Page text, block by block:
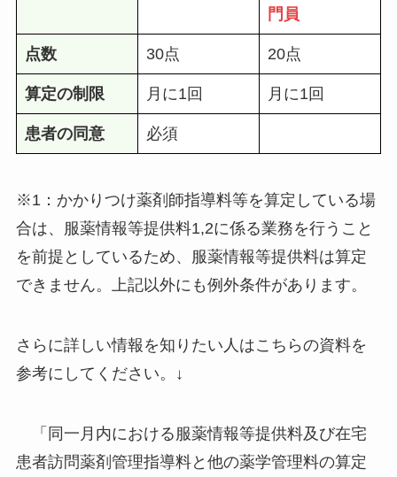
門員
点数 30点 20点
算定の制限 月に1回 月に1回
患者の同意 必須
※1：かかりつけ薬剤師指導料等を算定している場
合は、服薬情報等提供料1,2に係る業務を行うこと
を前提としているため、服薬情報等提供料は算定
できません。上記以外にも例外条件があります。
さらに詳しい情報を知りたい人はこちらの資料を
参考にしてください。↓
「同一月内における服薬情報等提供料及び在宅
患者訪問薬剤管理指導料と他の薬学管理料の算定